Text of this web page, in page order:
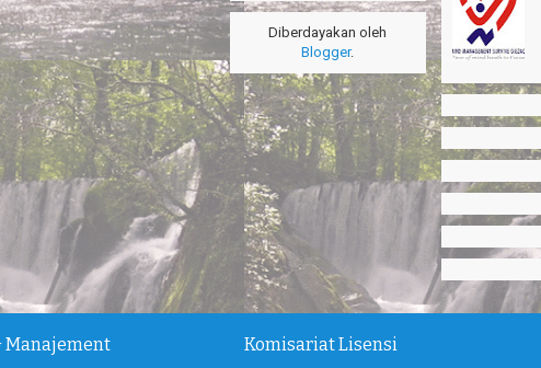
Diberdayakan oleh
Blogger.
Manajement Komisariat Lisensi